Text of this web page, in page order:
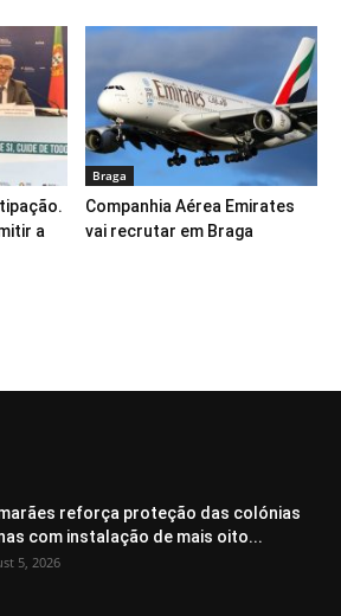
a
Braga
Companhia Aérea Emirates
vai recrutar em Braga
reforça proteção das colónias
com instalação de mais oito...
5, 2026